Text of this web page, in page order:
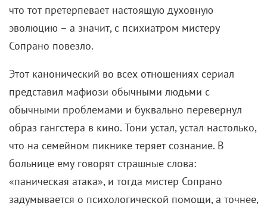
что тот претерпевает настоящую духовную
эволюцию – а значит, с психиатром мистеру
Сопрано повезло.
Этот канонический во всех отношениях сериал
представил мафиози обычными людьми с
обычными проблемами и буквально перевернул
образ гангстера в кино. Тони устал, устал настолько,
что на семейном пикнике теряет сознание. В
больнице ему говорят страшные слова:
«паническая атака», и тогда мистер Сопрано
задумывается о психологической помощи, а точнее,